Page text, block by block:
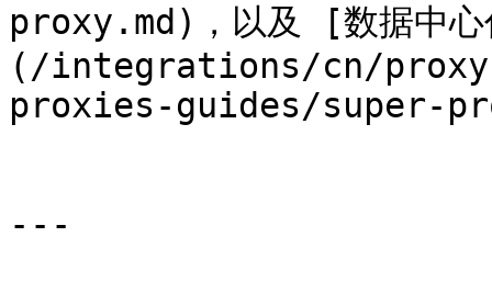
proxy.md)，以及 [数据中
(/integrations/cn/
proxies-guides/super-
---